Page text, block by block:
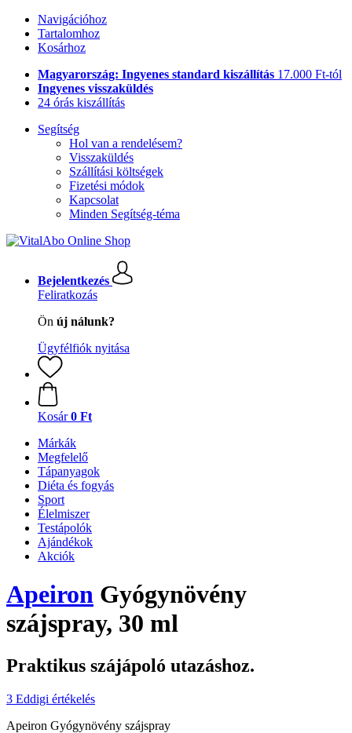
Navigációhoz
Tartalomhoz
Kosárhoz
Magyarország: Ingyenes standard kiszállítás 17.000 Ft-tól
Ingyenes visszaküldés
24 órás kiszállítás
Segítség
Hol van a rendelésem?
Visszaküldés
Szállítási költségek
Fizetési módok
Kapcsolat
Minden Segítség-téma
Bejelentkezés
Feliratkozás
Ön új nálunk?
Ügyfélfiók nyitása
Kosár 0 Ft
Márkák
Megfelelő
Tápanyagok
Diéta és fogyás
Sport
Élelmiszer
Testápolók
Ajándékok
Akciók
Apeiron Gyógynövény
szájspray, 30 ml
Praktikus szájápoló utazáshoz.
3 Eddigi értékelés
Apeiron Gyógynövény szájspray